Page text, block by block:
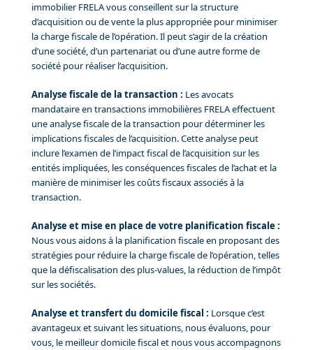
immobilier FRELA vous conseillent sur la structure
d’acquisition ou de vente la plus appropriée pour minimiser
la charge fiscale de l’opération. Il peut s’agir de la création
d’une société, d’un partenariat ou d’une autre forme de
société pour réaliser l’acquisition.
Analyse fiscale de la transaction : Les avocats
mandataire en transactions immobilières FRELA effectuent
une analyse fiscale de la transaction pour déterminer les
implications fiscales de l’acquisition. Cette analyse peut
inclure l’examen de l’impact fiscal de l’acquisition sur les
entités impliquées, les conséquences fiscales de l’achat et la
manière de minimiser les coûts fiscaux associés à la
transaction.
Analyse et mise en place de votre planification fiscale :
Nous vous aidons à la planification fiscale en proposant des
stratégies pour réduire la charge fiscale de l’opération, telles
que la défiscalisation des plus-values, la réduction de l’impôt
sur les sociétés.
Analyse et transfert du domicile fiscal : Lorsque c’est
avantageux et suivant les situations, nous évaluons, pour
vous, le meilleur domicile fiscal et nous vous accompagnons